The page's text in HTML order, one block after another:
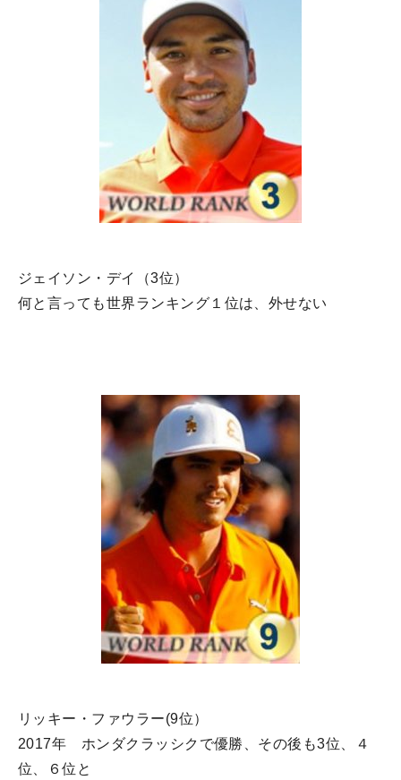
ジェイソン・デイ（3位）
何と言っても世界ランキング１位は、外せない
リッキー・ファウラー(9位）
2017年 ホンダクラッシクで優勝、その後も3位、４
位、６位と